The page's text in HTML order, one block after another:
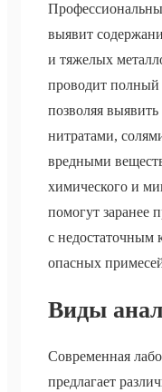
выявит
и тяжелых
проводит полный
позволяя
нитратами,
вредными
химического и
помогут заранее
с недостаточным
опасных
Виды
Современная
предлагает